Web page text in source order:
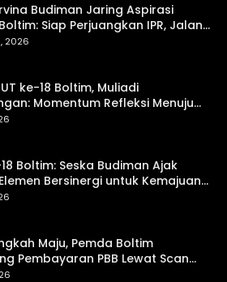
Budiman Jaring Aspirasi
Siap Perjuangkan IPR, Jalan
Pemasaran UMKM
2026
ke-18 Boltim, Muliadi
Momentum Refleksi Menuju
dan Berdaya Saing
Boltim: Seska Budiman Ajak
Bersinergi untuk Kemajuan
Maju, Pemda Boltim
Pembayaran PBB Lewat Scan